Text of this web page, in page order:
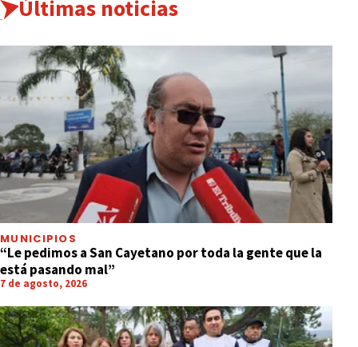
Últimas noticias
MUNICIPIOS
“Le pedimos a San Cayetano por toda la gente que la
está pasando mal”
7 de agosto, 2026